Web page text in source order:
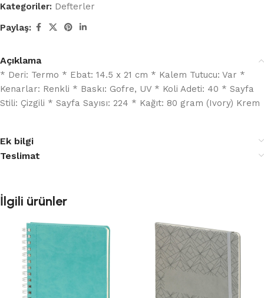
Kategoriler: Defterler
Paylaş:
Açıklama
* Deri: Termo * Ebat: 14.5 x 21 cm * Kalem Tutucu: Var *
Kenarlar: Renkli * Baskı: Gofre, UV * Koli Adeti: 40 * Sayfa
Stili: Çizgili * Sayfa Sayısı: 224 * Kağıt: 80 gram (Ivory) Krem
Ek bilgi
Teslimat
İlgili ürünler